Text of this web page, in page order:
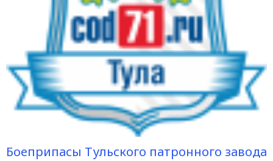
Боеприпасы Тульского патронного завода